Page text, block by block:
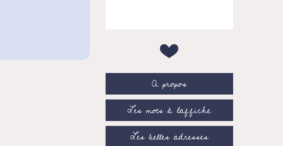
A propos
Les mots à l’affiche
Les belles adresses